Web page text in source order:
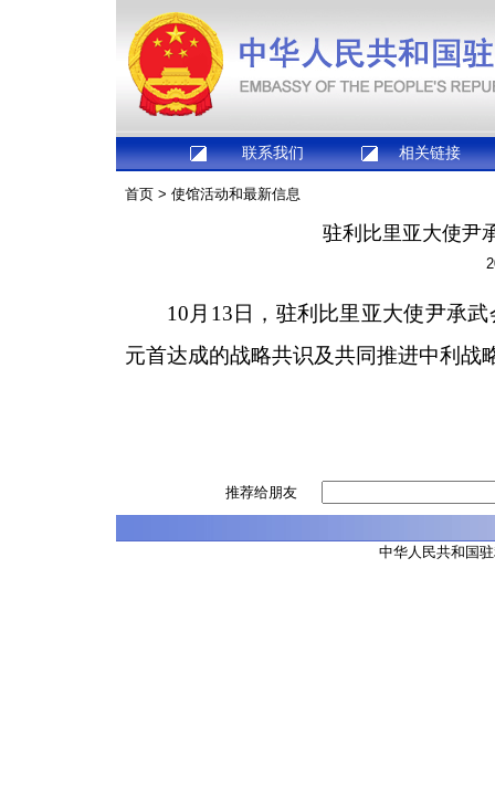
联系我们 相关链接
首页 > 使馆活动和最新信息
驻利比里亚大使尹
10月13日，驻利比里亚大使尹承
元首达成的战略共识及共同推进中利战
推荐给朋友
中华人民共和国